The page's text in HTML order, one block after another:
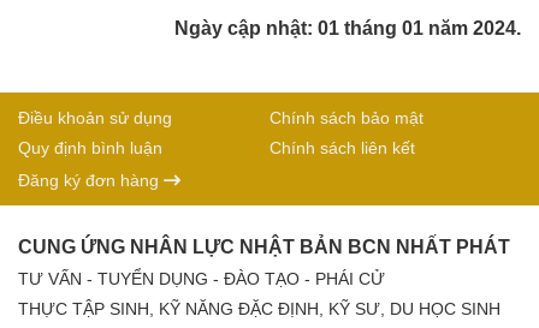
Ngày cập nhật: 01 tháng 01 năm 2024.
Điều khoản sử dụng
Chính sách bảo mật
Quy định bình luận
Chính sách liên kết
Đăng ký đơn hàng
CUNG ỨNG NHÂN LỰC NHẬT BẢN BCN NHẤT PHÁT
TƯ VẤN - TUYỂN DỤNG - ĐÀO TẠO - PHÁI CỬ
THỰC TẬP SINH, KỸ NĂNG ĐẶC ĐỊNH, KỸ SƯ, DU HỌC SINH